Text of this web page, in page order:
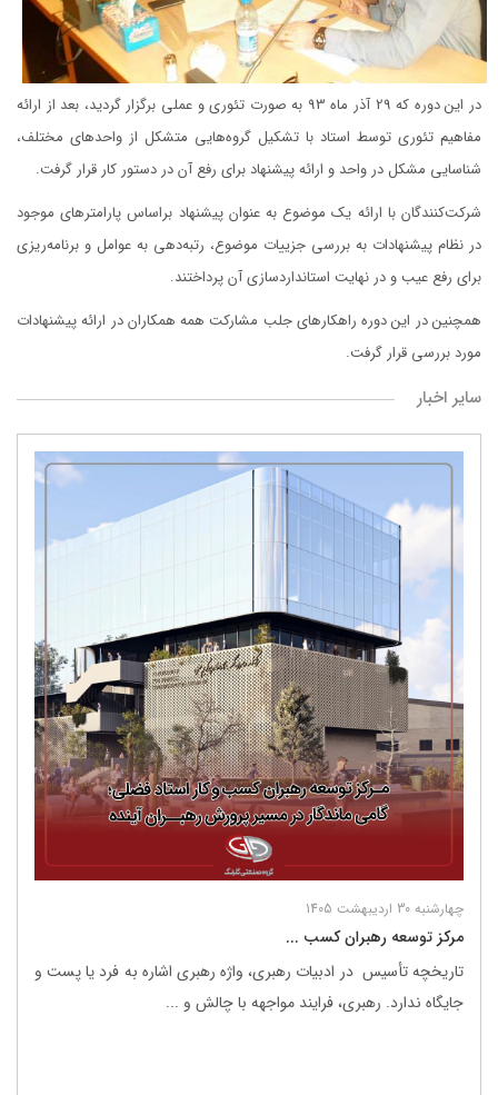
در این دوره که 29 آذر ماه 93 به صورت تئوری و عملی برگزار گردید، بعد از ارائه
مفاهیم تئوری توسط استاد با تشکیل گروه‌هایی متشکل از واحدهای مختلف،
شناسایی مشکل در واحد و ارائه پیشنهاد برای رفع آن در دستور کار قرار گرفت.
شرکت‌کنندگان با ارائه یک موضوع به عنوان پیشنهاد براساس پارامترهای موجود
در نظام پیشنهادات به بررسی جزییات موضوع، رتبه‌دهی به عوامل و برنامه‌ریزی
برای رفع عیب و در نهایت استانداردسازی آن پرداختند.
همچنین در این دوره راهکارهای جلب مشارکت همه همکاران در ارائه پیشنهادات
مورد بررسی قرار گرفت.
سایر اخبار
چهارشنبه 30 اردیبهشت 1405
مرکز توسعه رهبران کسب ...
تاریخچه تأسیس در ادبیات رهبری، واژه رهبری اشاره به فرد یا پست و
جایگاه ندارد. رهبری، فرایند مواجهه با چالش و ...